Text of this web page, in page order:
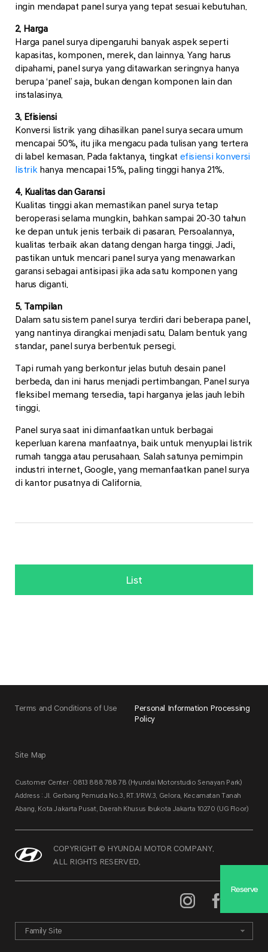
ingin mendapat panel surya yang tepat sesuai kebutuhan.
2. Harga
Harga panel surya dipengaruhi banyak aspek seperti
kapasitas, komponen, merek, dan lainnya. Yang harus
dipahami, panel surya yang ditawarkan seringnya hanya
berupa ‘panel’ saja, bukan dengan komponen lain dan
instalasinya.
3. Efisiensi
Konversi listrik yang dihasilkan panel surya secara umum
mencapai 50%, itu jika mengacu pada tulisan yang tertera
di label kemasan. Pada faktanya, tingkat efisiensi konversi
listrikhanya mencapai 15%, paling tinggi hanya 21%.
4. Kualitas dan Garansi
Kualitas tinggi akan memastikan panel surya tetap
beroperasi selama mungkin, bahkan sampai 20-30 tahun
ke depan untuk jenis terbaik di pasaran. Persoalannya,
kualitas terbaik akan datang dengan harga tinggi. Jadi,
pastikan untuk mencari panel surya yang menawarkan
garansi sebagai antisipasi jika ada satu komponen yang
harus diganti.
5. Tampilan
Dalam satu sistem panel surya terdiri dari beberapa panel,
yang nantinya dirangkai menjadi satu. Dalam bentuk yang
standar, panel surya berbentuk persegi.
Tapi rumah yang berkontur jelas butuh desain panel
berbeda, dan ini harus menjadi pertimbangan. Panel surya
fleksibel memang tersedia, tapi harganya jelas jauh lebih
tinggi.
Panel surya saat ini dimanfaatkan untuk berbagai
keperluan karena manfaatnya, baik untuk menyuplai listrik
rumah tangga atau perusahaan. Salah satunya pemimpin
industri internet, Google, yang memanfaatkan panel surya
di kantor pusatnya di California.
List
Reserve
Terms and Conditions of Use
Personal Information Processing
Policy
Site Map
Customer Center : 0813 888 788 78 (Hyundai Motorstudio Senayan Park)
Address : Jl. Gerbang Pemuda No.3, RT.1/RW.3, Gelora, Kecamatan Tanah
Abang, Kota Jakarta Pusat, Daerah Khusus Ibukota Jakarta 10270 (UG Floor)
COPYRIGHT © HYUNDAI MOTOR COMPANY.
ALL RIGHTS RESERVED.
Family Site